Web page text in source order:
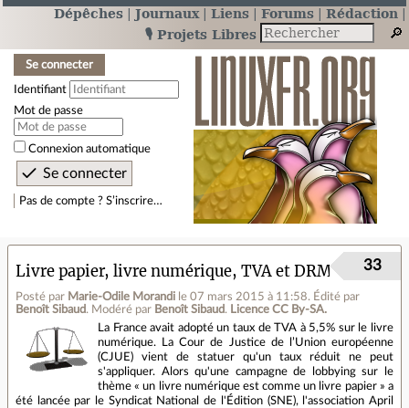
Dépêches Journaux Liens Forums
Rédaction
🎙️ Projets Libres
Se connecter
Identifiant
Mot de passe
Connexion automatique
Pas de compte ? S’inscrire…
Livre papier, livre numérique, TVA et DRM
Posté par Marie-Odile Morandi le 07 mars 2015 à 11:58. Édité par
Benoît Sibaud. Modéré par Benoît Sibaud. Licence CC By‑SA.
33
La France avait adopté un taux de TVA à 5,5% sur le livre
numérique. La Cour de Justice de l’Union européenne
(CJUE) vient de statuer qu'un taux réduit ne peut
s'appliquer. Alors qu'une campagne de lobbying sur le
thème « un livre numérique est comme un livre papier » a
été lancée par le Syndicat National de l'Édition (SNE), l'association April